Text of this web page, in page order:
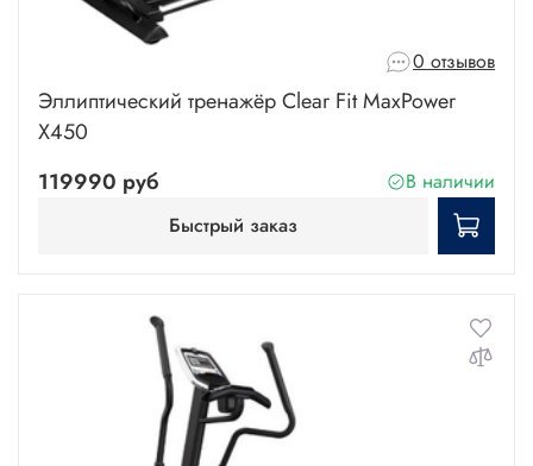
0 отзывов
Эллиптический тренажёр Clear Fit MaxPower
X450
119990 руб
В наличии
Быстрый заказ